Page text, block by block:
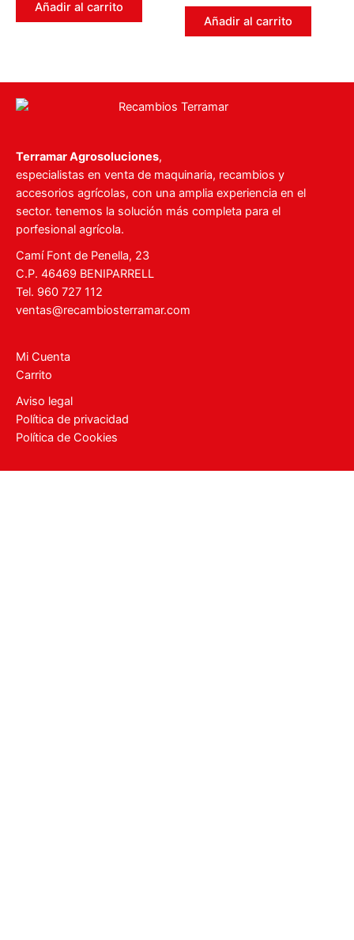
Añadir al carrito
0
Añadir al carrito
Terramar Agrosoluciones,
especialistas en venta de maquinaria, recambios y
accesorios agrícolas, con una amplia experiencia en el
sector. tenemos la solución más completa para el
porfesional agrícola.
Camí Font de Penella, 23
C.P. 46469 BENIPARRELL
Tel. 960 727 112
ventas@recambiosterramar.com
Mi Cuenta
Carrito
Aviso legal
Política de privacidad
Política de Cookies